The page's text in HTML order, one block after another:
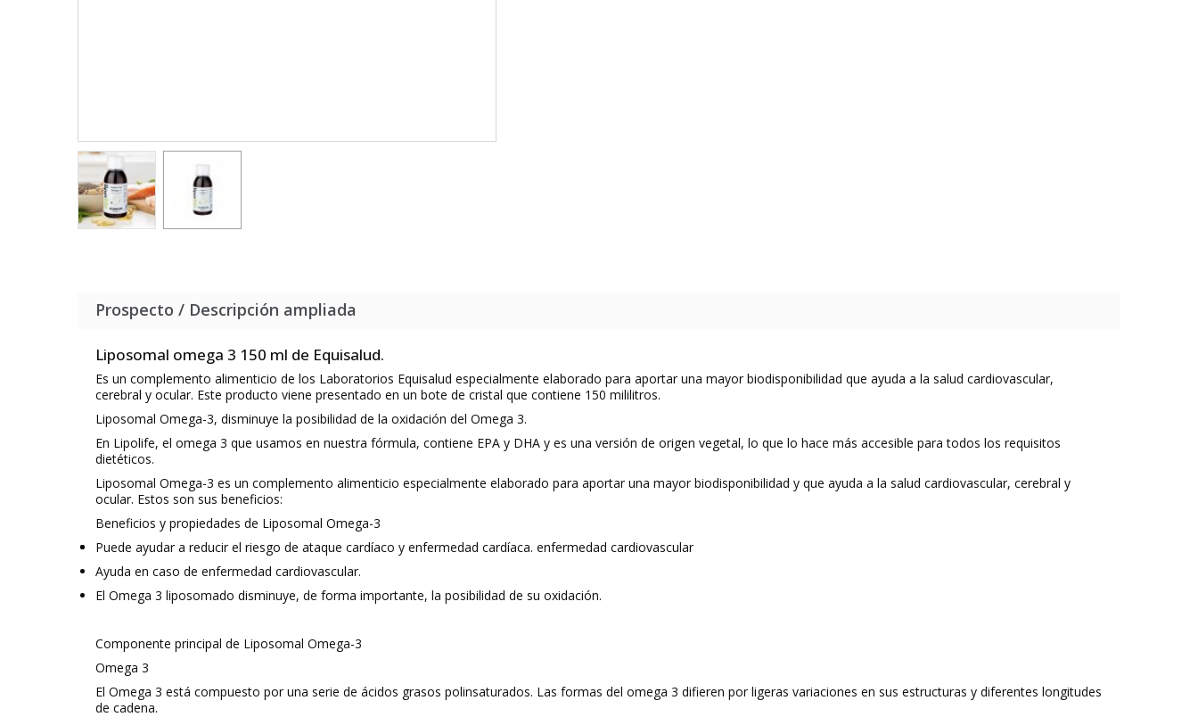
Prospecto / Descripción ampliada
Liposomal omega 3 150 ml de Equisalud.
Es un complemento alimenticio de los Laboratorios Equisalud especialmente elaborado para aportar una mayor biodisponibilidad que ayuda a la salud cardiovascular,
cerebral y ocular. Este producto viene presentado en un bote de cristal que contiene 150 mililitros.
Liposomal Omega-3, disminuye la posibilidad de la oxidación del Omega 3.
En Lipolife, el omega 3 que usamos en nuestra fórmula, contiene EPA y DHA y es una versión de origen vegetal, lo que lo hace más accesible para todos los requisitos
dietéticos.
Liposomal Omega-3 es un complemento alimenticio especialmente elaborado para aportar una mayor biodisponibilidad y que ayuda a la salud cardiovascular, cerebral y
ocular. Estos son sus beneficios:
Beneficios y propiedades de Liposomal Omega-3
Puede ayudar a reducir el riesgo de ataque cardíaco y enfermedad cardíaca. enfermedad cardiovascular
Ayuda en caso de enfermedad cardiovascular.
El Omega 3 liposomado disminuye, de forma importante, la posibilidad de su oxidación.
Componente principal de Liposomal Omega-3
Omega 3
El Omega 3 está compuesto por una serie de ácidos grasos polinsaturados. Las formas del omega 3 difieren por ligeras variaciones en sus estructuras y diferentes longitudes
de cadena.